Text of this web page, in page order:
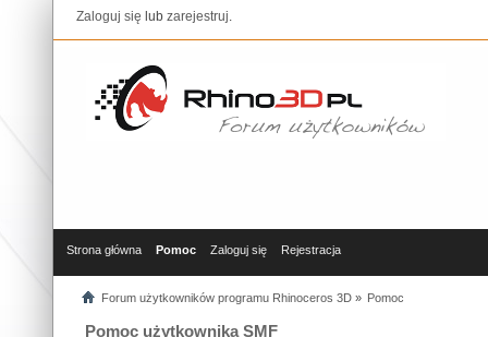
Zaloguj się lub zarejestruj.
Strona główna Pomoc Zaloguj się Rejestracja
Forum użytkowników programu Rhinoceros 3D» Pomoc
Pomoc użytkownika SMF